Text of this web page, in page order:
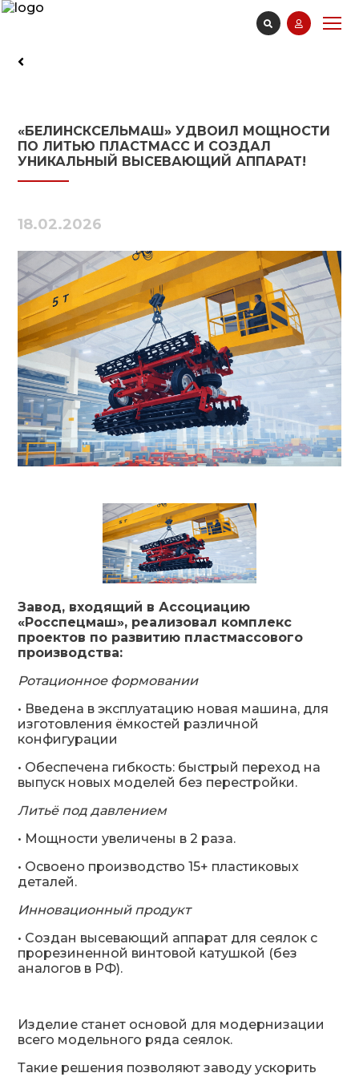
«БЕЛИНСКСЕЛЬМАШ» УДВОИЛ МОЩНОСТИ
ПО ЛИТЬЮ ПЛАСТМАСС И СОЗДАЛ
УНИКАЛЬНЫЙ ВЫСЕВАЮЩИЙ АППАРАТ!
18.02.2026
Завод, входящий в Ассоциацию
«Росспецмаш», реализовал комплекс
проектов по развитию пластмассового
производства:
Ротационное формовании
• Введена в эксплуатацию новая машина, для
изготовления ёмкостей различной
конфигурации
• Обеспечена гибкость: быстрый переход на
выпуск новых моделей без перестройки.
Литьё под давлением
• Мощности увеличены в 2 раза.
• Освоено производство 15+ пластиковых
деталей.
Инновационный продукт
• Создан высевающий аппарат для сеялок с
прорезиненной винтовой катушкой (без
аналогов в РФ).
Изделие станет основой для модернизации
всего модельного ряда сеялок.
Такие решения позволяют заводу ускорить